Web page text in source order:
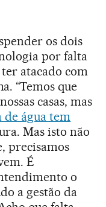
os dois
por falta
atacado com
“Temos que
casas, mas
de água tem
Mas isto não
precisamos
É
o
a gestão da